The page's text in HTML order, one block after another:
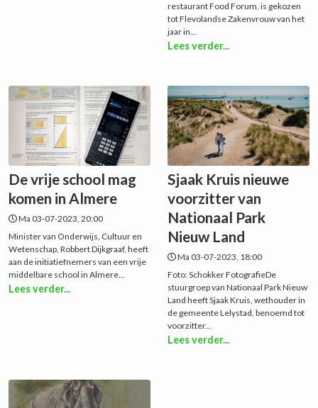
restaurant Food Forum, is gekozen
tot Flevolandse Zakenvrouw van het
jaar in...
Lees verder...
De vrije school mag
komen in Almere
Ma 03-07-2023, 20:00
Minister van Onderwijs, Cultuur en
Wetenschap, Robbert Dijkgraaf, heeft
aan de initiatiefnemers van een vrije
middelbare school in Almere...
Lees verder...
Sjaak Kruis nieuwe
voorzitter van
Nationaal Park
Nieuw Land
Ma 03-07-2023, 18:00
Foto: Schokker FotografieDe
stuurgroep van Nationaal Park Nieuw
Land heeft Sjaak Kruis, wethouder in
de gemeente Lelystad, benoemd tot
voorzitter...
Lees verder...